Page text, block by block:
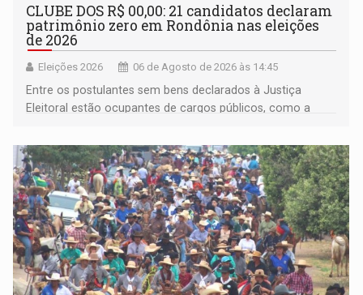
CLUBE DOS R$ 00,00: 21 candidatos declaram
patrimônio zero em Rondônia nas eleições
de 2026
Eleições 2026 06 de Agosto de 2026 às 14:45
Entre os postulantes sem bens declarados à Justiça
Eleitoral estão ocupantes de cargos públicos, como a
Pedro Geovar (PP) e a vice-prefeita Magna dos Anjos
(NOVO)